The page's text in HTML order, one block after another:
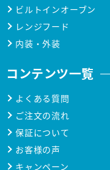
ビルトインオーブン
レンジフード
内装・外装
コンテンツ一覧
よくある質問
ご注文の流れ
保証について
お客様の声
キャンペーン